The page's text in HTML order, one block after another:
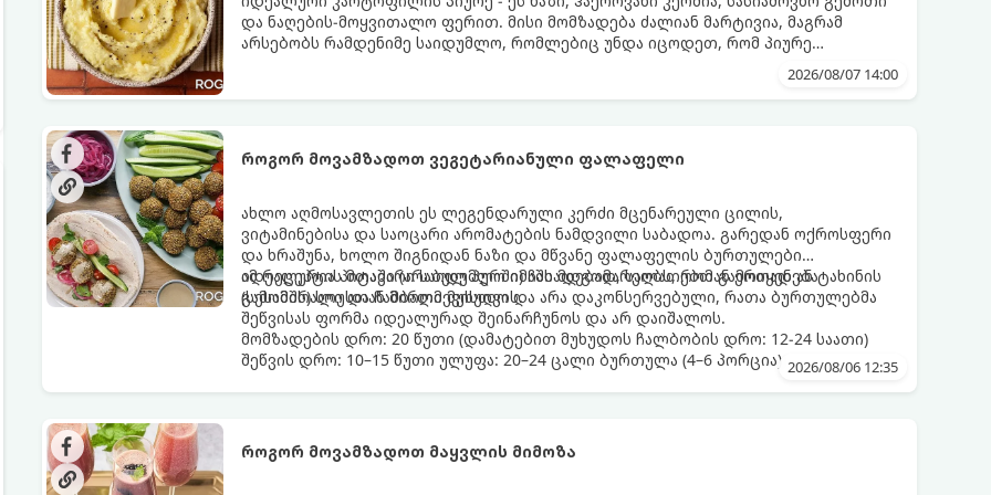
და ნაღების-მოყვითალო ფერით. მისი მომზადება ძალიან მარტივია, მაგრამ
არსებობს რამდენიმე საიდუმლო, რომლებიც უნდა იცოდეთ, რომ პიურე
2026/08/07 14:00
როგორ მოვამზადოთ ვეგეტარიანული ფალაფელი
ახლო აღმოსავლეთის ეს ლეგენდარული კერძი მცენარეული ცილის,
ვიტამინებისა და საოცარი არომატების ნამდვილი საბადოა. გარედან ოქროსფერი
და ხრაშუნა, ხოლო შიგნიდან ნაზი და მწვანე ფალაფელის ბურთულები
იდეალურია პიტაში (არაბულ პურში) ჩასადებად, სალათებთან ერთად ან ტახინის
(სესამის) სოუსთან მირთმევისთვის.
ამ რეცეპტის მთავარი საიდუმლო იმაში მდგომარეობს, რომ გამოიყენება
გამომშრალი და ჩამბალი მუხუდო და არა დაკონსერვებული, რათა ბურთულებმა
შეწვისას ფორმა იდეალურად შეინარჩუნოს და არ დაიშალოს.
მომზადების დრო: 20 წუთი (დამატებით მუხუდოს ჩალბობის დრო: 12-24 საათი)
შეწვის დრო: 10–15 წუთი ულუფა: 20–24 ცალი ბურთულა (4–6 პორცია) 2026/08/06 12:35
როგორ მოვამზადოთ მაყვლის მიმოზა